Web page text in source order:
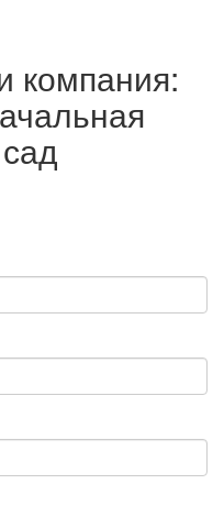
компания: